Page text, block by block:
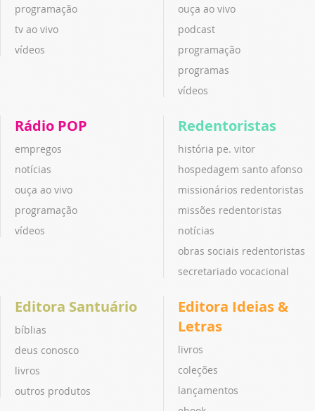
programação
tv ao vivo
vídeos
ouça ao vivo
podcast
programação
programas
vídeos
Rádio POP
empregos
notícias
ouça ao vivo
programação
vídeos
Redentoristas
história pe. vitor
hospedagem santo afonso
missionários redentoristas
missões redentoristas
notícias
obras sociais redentoristas
secretariado vocacional
Editora Santuário
bíblias
deus conosco
livros
outros produtos
Editora Ideias &
Letras
livros
coleções
lançamentos